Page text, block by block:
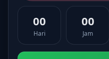
00
Hari
00
Jam